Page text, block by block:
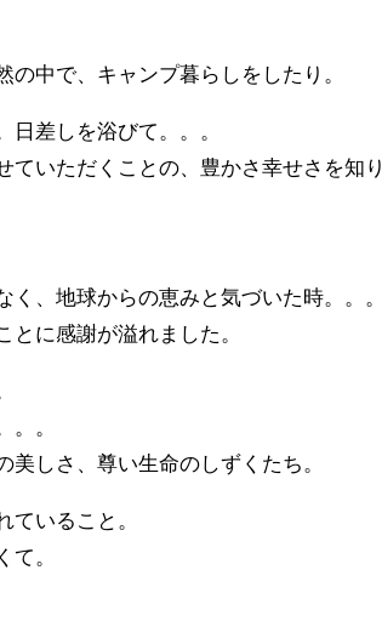
中で、キャンプ暮らしをしたり。
差しを浴びて。。。
いただくことの、豊かさ幸せさを知り
、地球からの恵みと気づいた時。。。
に感謝が溢れました。
。
しさ、尊い生命のしずくたち。
いること。
。